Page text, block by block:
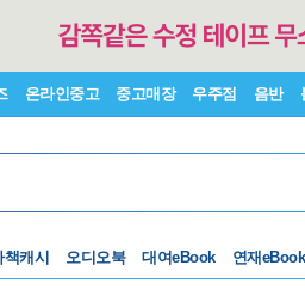
온라인중고 중고매장 우주점 음반
책캐시 오디오북 대여eBook 연재